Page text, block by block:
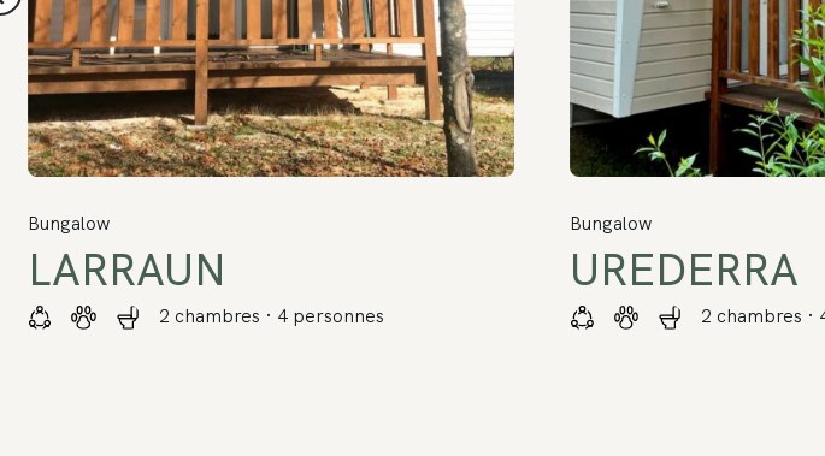
Bungalow
LARRAUN
2 chambres · 4 personnes
Bungalow
UREDERRA
2 chambres ·